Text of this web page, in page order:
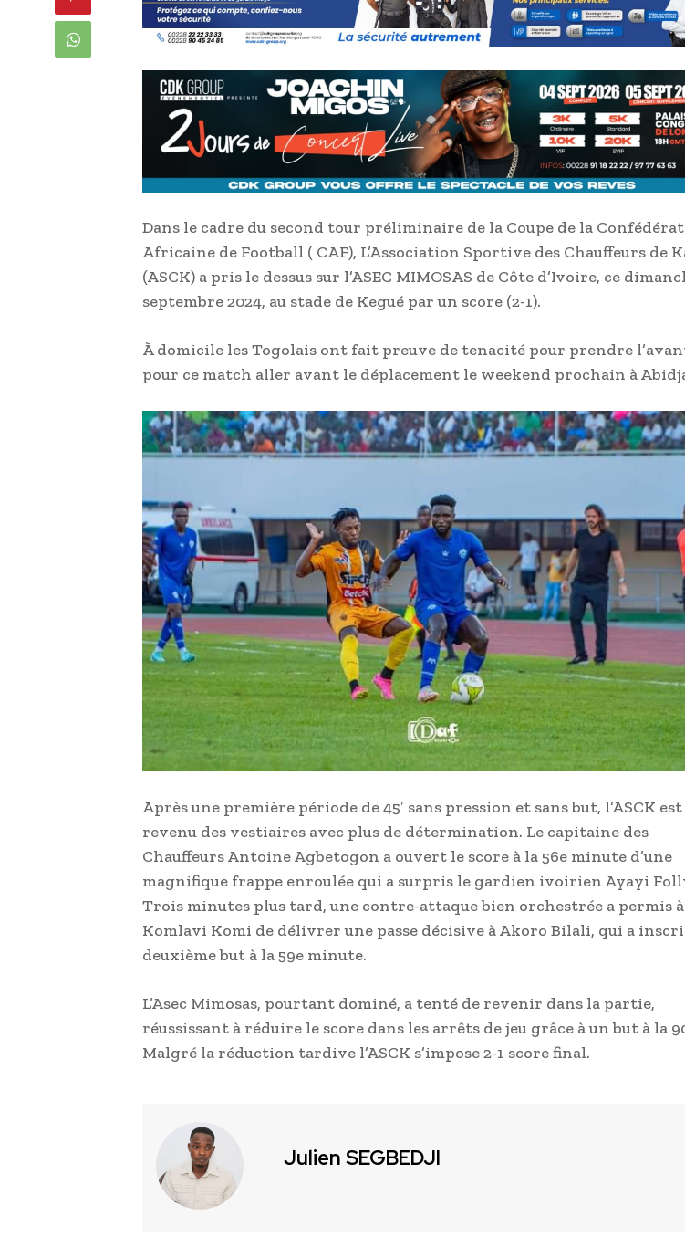
Dans le cadre du second tour préliminaire de la Coupe de la
Africaine de Football ( CAF), L’Association Sportive des Chauffeurs de
(ASCK) a pris le dessus sur l’ASEC MIMOSAS de Côte d’Ivoire, ce
septembre 2024, au stade de Kegué par un score (2-1).
À domicile les Togolais ont fait preuve de tenacité pour prendre
pour ce match aller avant le déplacement le weekend prochain à
Après une première période de 45′ sans pression et sans but, l’ASCK est
revenu des vestiaires avec plus de détermination. Le capitaine des
Chauffeurs Antoine Agbetogon a ouvert le score à la 56e minute d’une
magnifique frappe enroulée qui a surpris le gardien ivoirien Ayayi
Trois minutes plus tard, une contre-attaque bien orchestrée a permis à
Komlavi Komi de délivrer une passe décisive à Akoro Bilali, qui a
deuxième but à la 59e minute.
L’Asec Mimosas, pourtant dominé, a tenté de revenir dans la partie,
réussissant à réduire le score dans les arrêts de jeu grâce à un but à la
Malgré la réduction tardive l’ASCK s’impose 2-1 score final.
Julien SEGBEDJI